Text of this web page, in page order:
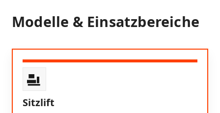
Modelle & Einsatzbereiche
Sitzlift